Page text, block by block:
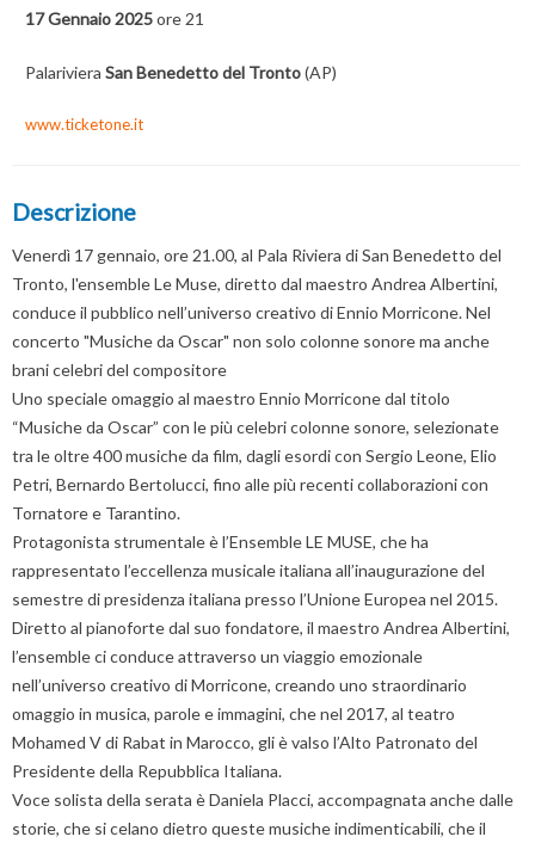
17 Gennaio 2025ore 21
Palariviera San Benedetto del Tronto(AP)
www.ticketone.it
Descrizione
Venerdì 17 gennaio, ore 21.00, al Pala Riviera di San Benedetto del
Tronto, l'ensemble Le Muse, diretto dal maestro Andrea Albertini,
conduce il pubblico nell’universo creativo di Ennio Morricone. Nel
concerto "Musiche da Oscar" non solo colonne sonore ma anche
brani celebri del compositore
Uno speciale omaggio al maestro Ennio Morricone dal titolo
“Musiche da Oscar” con le più celebri colonne sonore, selezionate
tra le oltre 400 musiche da film, dagli esordi con Sergio Leone, Elio
Petri, Bernardo Bertolucci, fino alle più recenti collaborazioni con
Tornatore e Tarantino.
Protagonista strumentale è l’Ensemble LE MUSE, che ha
rappresentato l’eccellenza musicale italiana all’inaugurazione del
semestre di presidenza italiana presso l’Unione Europea nel 2015.
Diretto al pianoforte dal suo fondatore, il maestro Andrea Albertini,
l’ensemble ci conduce attraverso un viaggio emozionale
nell’universo creativo di Morricone, creando uno straordinario
omaggio in musica, parole e immagini, che nel 2017, al teatro
Mohamed V di Rabat in Marocco, gli è valso l’Alto Patronato del
Presidente della Repubblica Italiana.
Voce solista della serata è Daniela Placci, accompagnata anche dalle
storie, che si celano dietro queste musiche indimenticabili, che il